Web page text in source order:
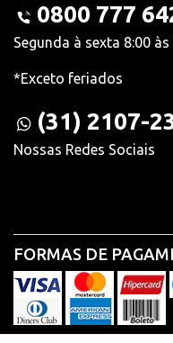
0800 777
Segunda à sexta 8:00 às
*Exceto feriados
(31) 2107-
Nossas Redes Sociais
FORMAS DE